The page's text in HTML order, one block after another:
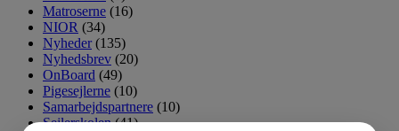
Matroserne (16)
NIOR (34)
Nyheder (135)
Nyhedsbrev (20)
OnBoard (49)
Pigesejlerne (10)
Samarbejdspartnere (10)
Sejlerskolen(41)